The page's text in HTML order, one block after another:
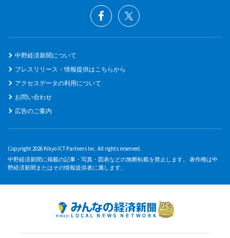
中野経済新聞について
プレスリリース・情報提供はこちらから
アクセスデータの利用について
お問い合わせ
広告のご案内
Copyright 2026 Kikyo ICT Partners Inc. All rights reserved.
中野経済新聞に掲載の記事・写真・図表などの無断転載を禁止します。 著作権は中
野経済新聞またはその情報提供者に属します。